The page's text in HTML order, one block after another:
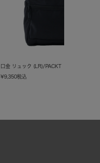
口金 リュック (LR)/PACKT
¥9,350税込